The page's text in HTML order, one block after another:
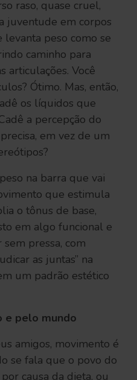
raso, quase cruel,
juventude em corpos
peso como se
caminho para
articulações. Você
Ótimo. Mas, então,
os líquidos que
a percepção do
em vez de um
na barra que vai
que estimula
o tônus de base,
em algo funcional e
pressa, com
as juntas” na
um padrão estético
e pelo mundo
amigos, movimento é
se fala que o povo do
causa da dieta, ou